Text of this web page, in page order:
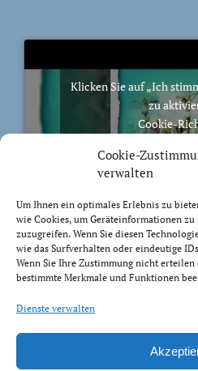
Cookie-
verwalten
Um Ihnen ein optimales Erlebnis zu
wie Cookies, um Geräteinformationen
zuzugreifen. Wenn Sie diesen
wie das Surfverhalten oder eindeutige
Wenn Sie Ihre Zustimmung nicht
bestimmte Merkmale und Funktionen
Dienste verwalten
Klicken Sie auf „Ich
zu
Cookie-
Ich
BIBELVERS DES TAGES
euch tragen, bis ihr grau
will heben und tragen und